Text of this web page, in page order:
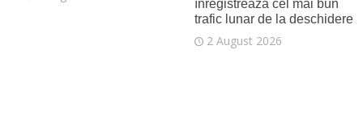
înregistrează cel mai bun
trafic lunar de la deschidere
2 August 2026